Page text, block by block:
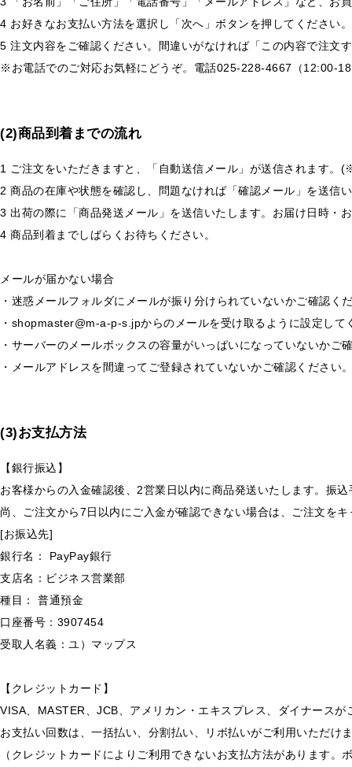
4 お好きなお支払い方法を選択し「次へ」ボタンを押してください。
5 注文内容をご確認ください。間違いがなければ「この内容で注文
※お電話でのご対応お気軽にどうぞ。電話025-228-4667（12:00-
(2)商品到着までの流れ
1 ご注文をいただきますと、「自動送信メール」が送信されます
2 商品の在庫や状態を確認し、問題なければ「確認メール」を送信
3 出荷の際に「商品発送メール」を送信いたします。お届け日時・
4 商品到着までしばらくお待ちください。
メールが届かない場合
・迷惑メールフォルダにメールが振り分けられていないかご確認く
・shopmaster@m-a-p-s.jpからのメールを受け取るように設定して
・サーバーのメールボックスの容量がいっぱいになっていないかご
・メールアドレスを間違ってご登録されていないかご確認ください
(3)お支払方法
【銀行振込】
お客様からの入金確認後、2営業日以内に商品発送いたします。振
尚、ご注文から7日以内にご入金が確認できない場合は、ご注文を
[お振込先]
銀行名： PayPay銀行
支店名：ビジネス営業部
種目： 普通預金
口座番号：3907454
受取人名義：ユ）マップス
【クレジットカード】
VISA、MASTER、JCB、アメリカン・エキスプレス、ダイナースが
お支払い回数は、一括払い、分割払い、リボ払いがご利用いただけ
（クレジットカードによりご利用できないお支払方法があります